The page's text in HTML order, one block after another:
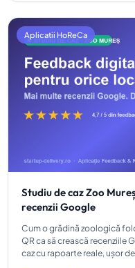
Aplicatii HoReCa
Studiu de caz Zoo
recenzii Google
Cum o grădină zoologică
QR ca să crească recenziile
caz cu rapoarte reale, ușor